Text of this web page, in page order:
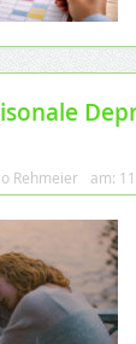
Rehmeier am: